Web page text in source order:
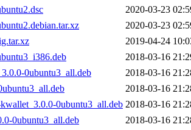
2020-03-23
2020-03-23
2019-04-24
2018-03-16
0ubuntu3_all.deb
2018-03-16
2018-03-16
0ubuntu3_all.deb 2018-03-16
0ubuntu3_all.deb
2018-03-16